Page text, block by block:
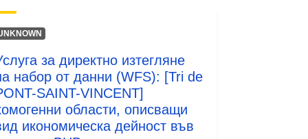
за директно изтегляне
набор от данни (WFS): [Tri de
SAINT-VINCENT]
области, описващи
икономическа дейност във